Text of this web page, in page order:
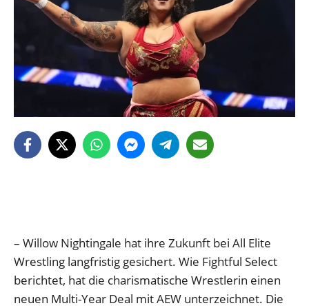
– Willow Nightingale hat ihre Zukunft bei All Elite
Wrestling langfristig gesichert. Wie Fightful Select
berichtet, hat die charismatische Wrestlerin einen
neuen Multi-Year Deal mit AEW unterzeichnet. Die